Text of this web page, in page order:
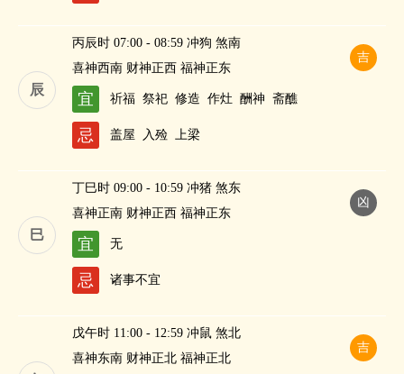
辰
吉
丙辰时 07:00 - 08:59 冲狗 煞南
喜神西南 财神正西 福神正东
宜 祈福 祭祀 修造 作灶 酬神 斋醮
忌 盖屋 入殓 上梁
巳
凶
丁巳时 09:00 - 10:59 冲猪 煞东
喜神正南 财神正西 福神正东
宜 无
忌 诸事不宜
吉
戊午时 11:00 - 12:59 冲鼠 煞北
喜神东南 财神正北 福神正北